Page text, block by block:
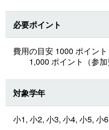
必要ポイント
費用の目安 1000 ポイント
1,000 ポイント（参加
対象学年
小1, 小2, 小3, 小4, 小5, 小